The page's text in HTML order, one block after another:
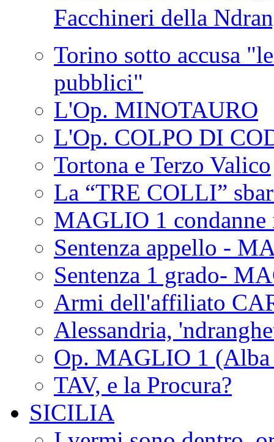
Facchineri della
Torino sotto accusa
pubblici"
L'Op. MINOTAURO
L'Op. COLPO DI
Tortona e Terzo Valico
La “TRE COLLI”
MAGLIO 1 condanne
Sentenza appello -
Sentenza 1 grado-
Armi dell'affiliato
Alessandria,
Op. MAGLIO 1 (Alba
TAV, e la Procura?
SICILIA